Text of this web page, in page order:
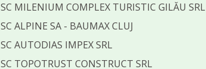
SC MILENIUM COMPLEX TURISTIC GILĂU SRL
SC ALPINE SA - BAUMAX CLUJ
SC AUTODIAS IMPEX SRL
SC TOPOTRUST CONSTRUCT SRL